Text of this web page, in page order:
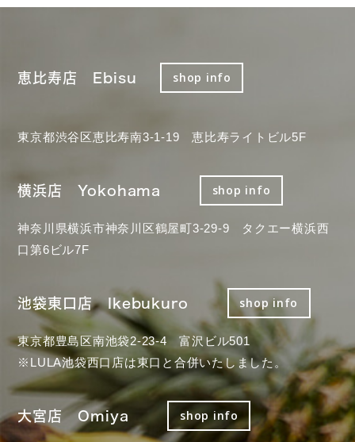
恵比寿店 Ebisu shop info
東京都渋谷区恵比寿南3-1-19 恵比寿ライトビル5F
横浜店 Yokohama shop info
神奈川県横浜市神奈川区鶴屋町3-29-9 タクエー横浜西
口第6ビル7F
池袋東口店 Ikebukuro shop info
東京都豊島区南池袋2-23-4 富沢ビル501
※LULA池袋西口店は東口と合併いたしました。
大宮店 Omiya shop info